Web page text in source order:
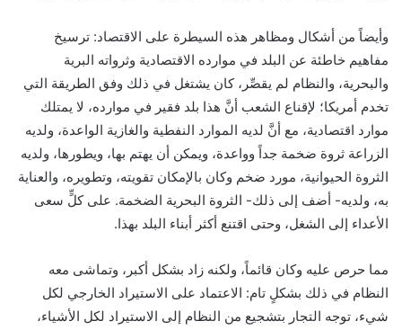
وأيضاً من أشكال ومظاهر هذه السيطرة على الاقتصاد: ترسيخ
مفاهيم خاطئة عن البلد في موارده الاقتصادية وثرواته البرية
والبحرية، والنظام لم يقصِّر، كان يشتغل في ذلك وفق الطريقة التي
تخدم أمريكا؛ لإقناع الشعب أنَّ هذا بلد فقير في موارده، لا يمتلك
موارد اقتصادية، مع أنَّ لديه الموارد النفطية والغازية الواعدة، ولديه
الزراعة ثروة ضخمة جداً وواعدة، ويمكن أن يهتم بها، ويطورها، ولديه
الثروة الحيوانية، مورد ضخم وكان بالإمكان تقويته، وتطويره، والعناية
به، ولديه- أضف إلى ذلك- الثروة البحرية الضخمة. على كلٍّ سعى
الأعداء إلى الشغل، وحتى اقتنع أكثر أبناء البلد بهذا.
مما حرص عليه وكان قائماً، ولكنه زاد بشكل أكبر، وتماشى معه
النظام في ذلك بشكلٍ تام: الاعتماد على الاستيراد الخارجي لكل
شيء، توجه التجار بتشجيع من النظام إلى الاستيراد لكل الأشياء،